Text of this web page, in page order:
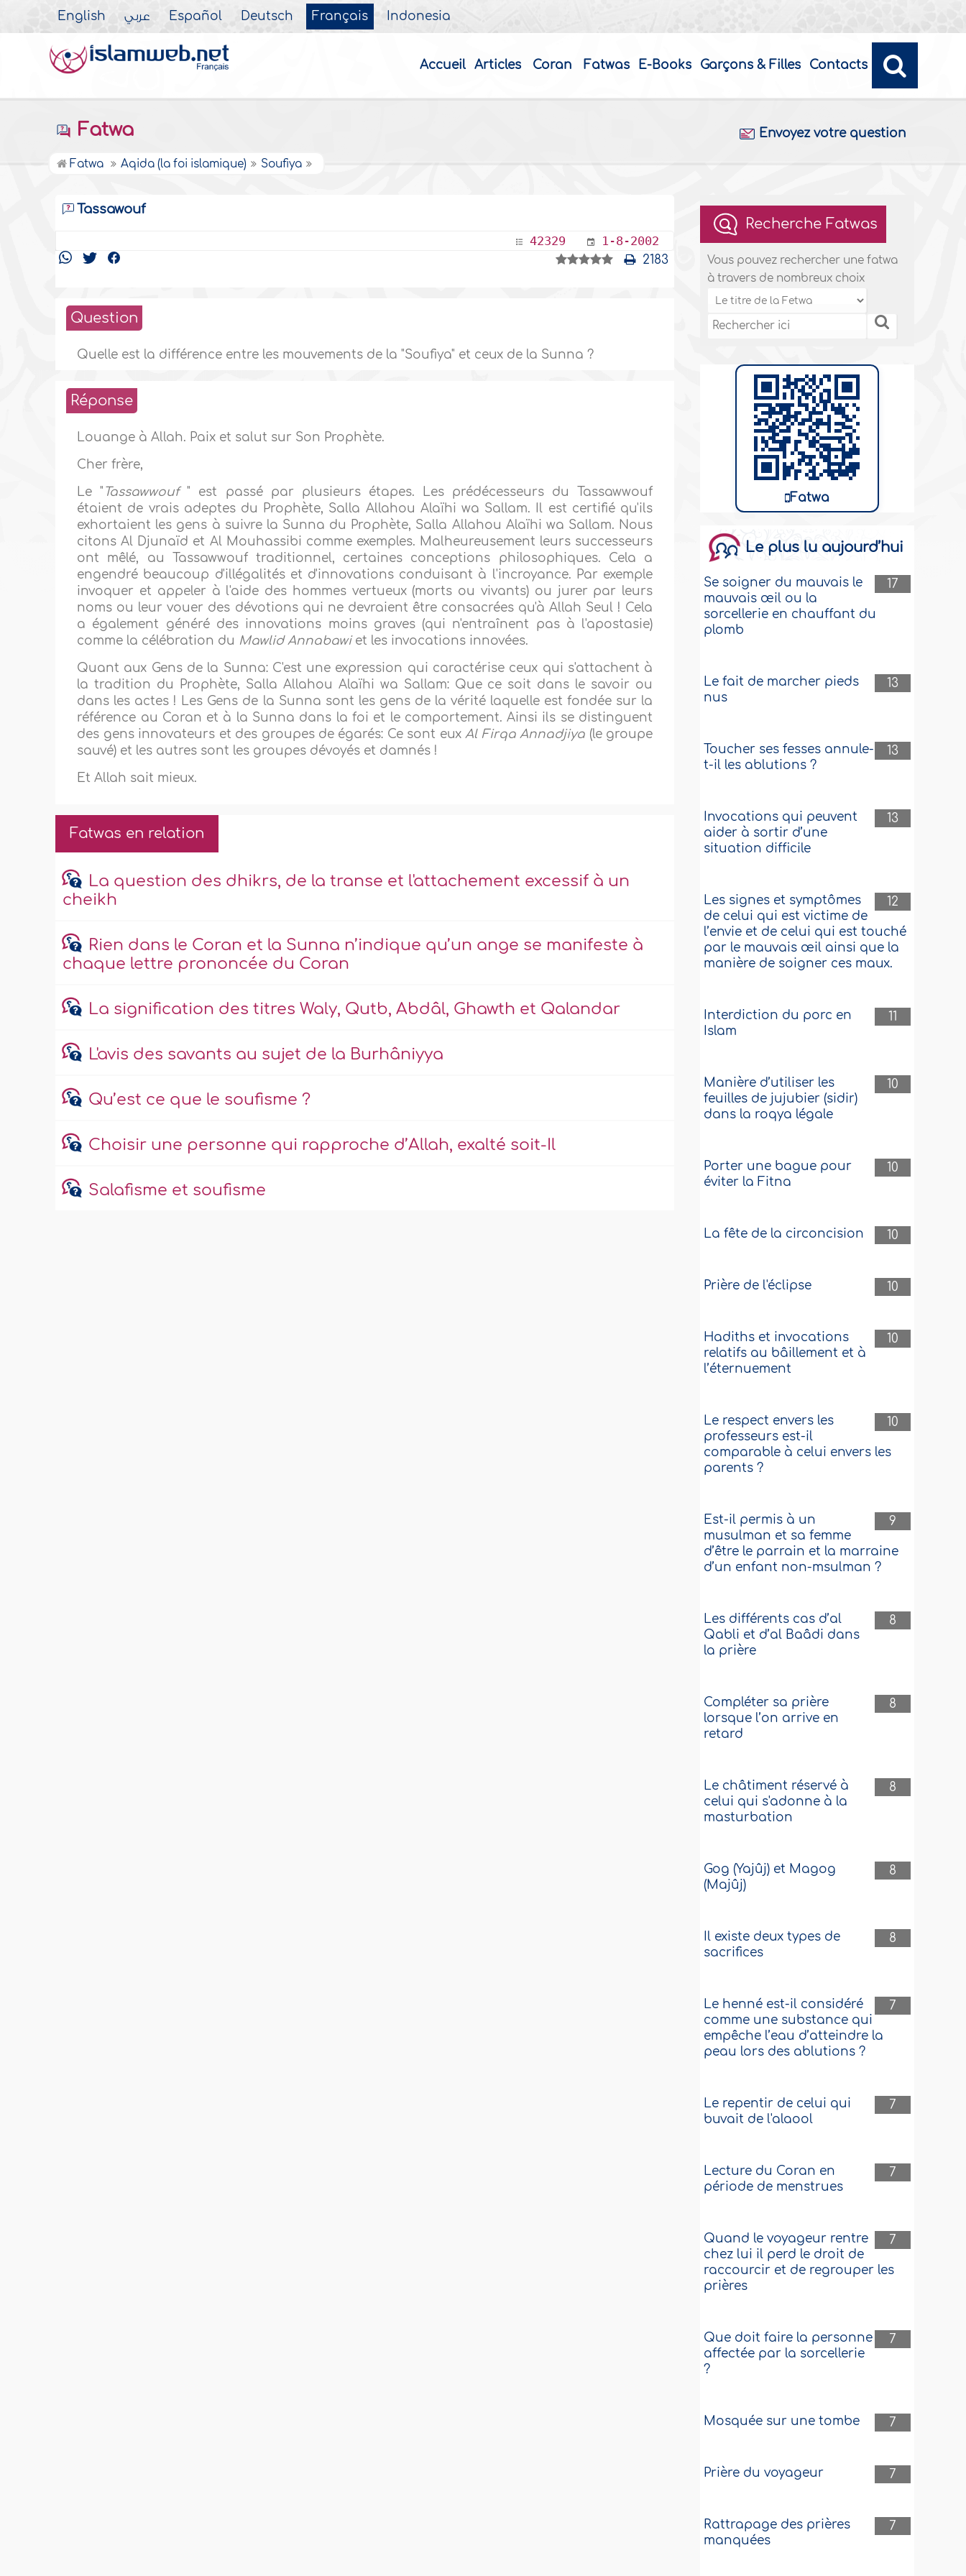
English عربي Español Deutsch Français Indonesia
Accueil Articles Coran Fatwas E-Books Garçons & Filles Contacts
Fatwa Envoyez votre question
Fatwa Aqida (la foi islamique) Soufiya
Tassawouf
42329 1-8-2002
2183
Question
Quelle est la différence entre les mouvements de la "Soufiya" et ceux de la Sunna ?
Réponse
Louange à Allah. Paix et salut sur Son Prophète.
Cher frère,
Le " Tassawwouf" est passé par plusieurs étapes. Les prédécesseurs du Tassawwouf
étaient de vrais adeptes du Prophète, Salla Allahou Alaïhi wa Sallam. Il est certifié qu'ils
exhortaient les gens à suivre la Sunna du Prophète, Salla Allahou Alaïhi wa Sallam. Nous
citons Al Djunaïd et Al Mouhassibi comme exemples. Malheureusement leurs successeurs
ont mêlé, au Tassawwouf traditionnel, certaines conceptions philosophiques. Cela a
engendré beaucoup d'illégalités et d'innovations conduisant à l'incroyance. Par exemple
invoquer et appeler à l'aide des hommes vertueux (morts ou vivants) ou jurer par leurs
noms ou leur vouer des dévotions qui ne devraient être consacrées qu'à Allah Seul ! Cela
a également généré des innovations moins graves (qui n'entraînent pas à l'apostasie)
comme la célébration du Mawlid Annabawiet les invocations innovées.
Quant aux Gens de la Sunna: C'est une expression qui caractérise ceux qui s'attachent à
la tradition du Prophète, Salla Allahou Alaïhi wa Sallam: Que ce soit dans le savoir ou
dans les actes ! Les Gens de la Sunna sont les gens de la vérité laquelle est fondée sur la
référence au Coran et à la Sunna dans la foi et le comportement. Ainsi ils se distinguent
des gens innovateurs et des groupes de égarés: Ce sont euxAl Firqa Annadjiya (le groupe
sauvé) et les autres sont les groupes dévoyés et damnés !
Et Allah sait mieux.
Fatwas en relation
La question des dhikrs, de la transe et l'attachement excessif à un
cheikh
Rien dans le Coran et la Sunna n’indique qu’un ange se manifeste à
chaque lettre prononcée du Coran
La signification des titres Waly, Qutb, Abdâl, Ghawth et Qalandar
L'avis des savants au sujet de la Burhâniyya
Qu’est ce que le soufisme ?
Choisir une personne qui rapproche d’Allah, exalté soit-Il
Salafisme et soufisme
Recherche Fatwas
Vous pouvez rechercher une fatwa
à travers de nombreux choix
Fatwa
Le plus lu aujourd’hui
17
Se soigner du mauvais le
mauvais œil ou la
sorcellerie en chauffant du
plomb
13
Le fait de marcher pieds
nus
13
Toucher ses fesses annule-
t-il les ablutions ?
13
Invocations qui peuvent
aider à sortir d’une
situation difficile
12
Les signes et symptômes
de celui qui est victime de
l’envie et de celui qui est touché
par le mauvais œil ainsi que la
manière de soigner ces maux.
11
Interdiction du porc en
Islam
10
Manière d’utiliser les
feuilles de jujubier (sidir)
dans la roqya légale
10
Porter une bague pour
éviter la Fitna
10
La fête de la circoncision
10
Prière de l'éclipse
10
Hadiths et invocations
relatifs au bâillement et à
l’éternuement
10
Le respect envers les
professeurs est-il
comparable à celui envers les
parents ?
9
Est-il permis à un
musulman et sa femme
d’être le parrain et la marraine
d’un enfant non-msulman ?
8
Les différents cas d’al
Qabli et d’al Baâdi dans
la prière
8
Compléter sa prière
lorsque l’on arrive en
retard
8
Le châtiment réservé à
celui qui s'adonne à la
masturbation
8
Gog (Yajûj) et Magog
(Majûj)
8
Il existe deux types de
sacrifices
7
Le henné est-il considéré
comme une substance qui
empêche l’eau d’atteindre la
peau lors des ablutions ?
7
Le repentir de celui qui
buvait de l'alaool
7
Lecture du Coran en
période de menstrues
7
Quand le voyageur rentre
chez lui il perd le droit de
raccourcir et de regrouper les
prières
7
Que doit faire la personne
affectée par la sorcellerie
?
7
Mosquée sur une tombe
7
Prière du voyageur
7
Rattrapage des prières
manquées